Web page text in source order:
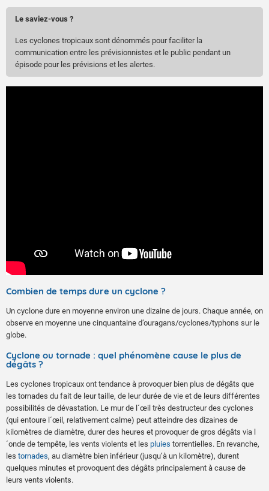
Le saviez-vous ?
Les cyclones tropicaux sont dénommés pour faciliter la
communication entre les prévisionnistes et le public pendant un
épisode pour les prévisions et les alertes.
Combien de temps dure un cyclone ?
Un cyclone dure en moyenne environ une dizaine de jours. Chaque année, on
observe en moyenne une cinquantaine d’ouragans/cyclones/typhons sur le
globe.
Cyclone ou tornade : quel phénomène cause le plus de
dégâts ?
Les cyclones tropicaux ont tendance à provoquer bien plus de dégâts que
les tornades du fait de leur taille, de leur durée de vie et de leurs différentes
possibilités de dévastation. Le mur de l´œil très destructeur des cyclones
(qui entoure l´œil, relativement calme) peut atteindre des dizaines de
kilomètres de diamètre, durer des heures et provoquer de gros dégâts via l
´onde de tempête, les vents violents et les pluies torrentielles. En revanche,
les tornades, au diamètre bien inférieur (jusqu’à un kilomètre), durent
quelques minutes et provoquent des dégâts principalement à cause de
leurs vents violents.